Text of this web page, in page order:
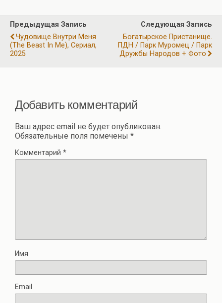
o
o
k
a
m
A
p
p
р
а
в
и
Предыдущая Запись
Чудовище Внутри Меня
(The Beast In Me), Сериал,
2025
Следующая Запись
Богатырское Пристанище.
ПДН / Парк Муромец / Парк
Дружбы Народов + Фото
Добавить комментарий
Ваш адрес email не будет опубликован.
Обязательные поля помечены *
Комментарий *
Имя
Email